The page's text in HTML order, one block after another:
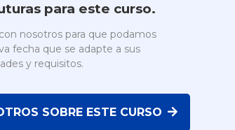
para este curso.
nosotros para que podamos
fecha que se adapte a sus
y requisitos.
SOBRE ESTE CURSO